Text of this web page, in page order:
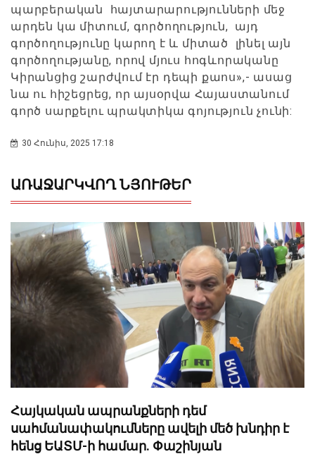
պարբերական հայտարարությունների մեջ
արդեն կա միտում, գործողություն, այդ
գործողությունը կարող է և միտած լինել այն
գործողությանը, որով մյուս հոգևորականը
Կիրանցից շարժվում էր դեպի քաոս»,- ասաց
նա ու հիշեցրեց, որ այսօրվա Հայաստանում
գործ սարքելու պրակտիկա գոյություն չունի:
30 Հունիս, 2025 17:18
ԱՌԱՋԱՐԿՎՈՂ ՆՅՈՒԹԵՐ
Հայկական ապրանքների դեմ
սահմանափակումները ավելի մեծ խնդիր է
հենց ԵԱՏՄ-ի համար. Փաշինյան